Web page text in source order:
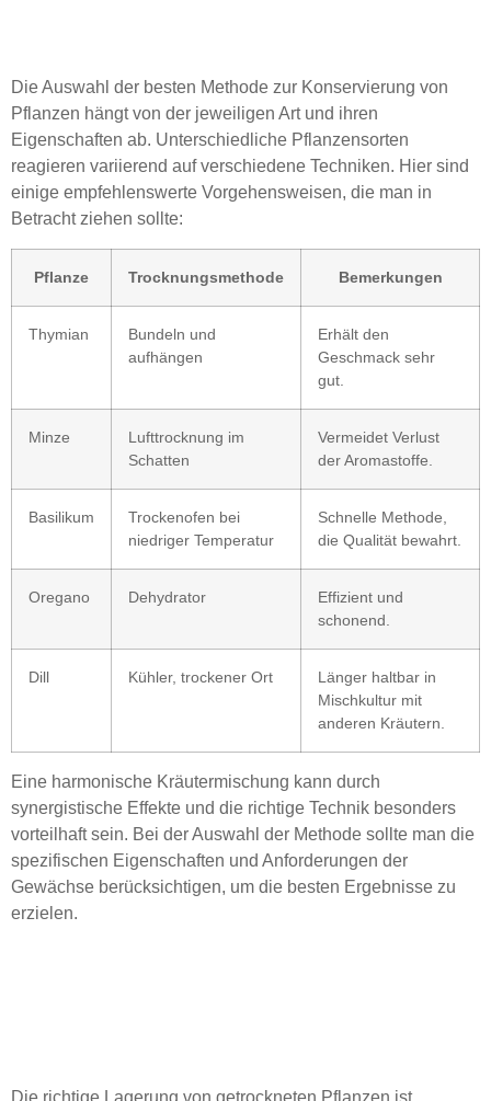
Die Auswahl der besten Methode zur Konservierung von
Pflanzen hängt von der jeweiligen Art und ihren
Eigenschaften ab. Unterschiedliche Pflanzensorten
reagieren variierend auf verschiedene Techniken. Hier sind
einige empfehlenswerte Vorgehensweisen, die man in
Betracht ziehen sollte:
Pflanze Trocknungsmethode Bemerkungen
Thymian
Bundeln und
aufhängen
Erhält den
Geschmack sehr
gut.
Minze
Lufttrocknung im
Schatten
Vermeidet Verlust
der Aromastoffe.
Basilikum
Trockenofen bei
niedriger Temperatur
Schnelle Methode,
die Qualität bewahrt.
Oregano Dehydrator
Effizient und
schonend.
Dill Kühler, trockener Ort
Länger haltbar in
Mischkultur mit
anderen Kräutern.
Eine harmonische Kräutermischung kann durch
synergistische Effekte und die richtige Technik besonders
vorteilhaft sein. Bei der Auswahl der Methode sollte man die
spezifischen Eigenschaften und Anforderungen der
Gewächse berücksichtigen, um die besten Ergebnisse zu
erzielen.